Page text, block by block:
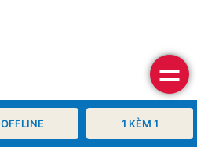
OFFLINE 1 KÈM 1